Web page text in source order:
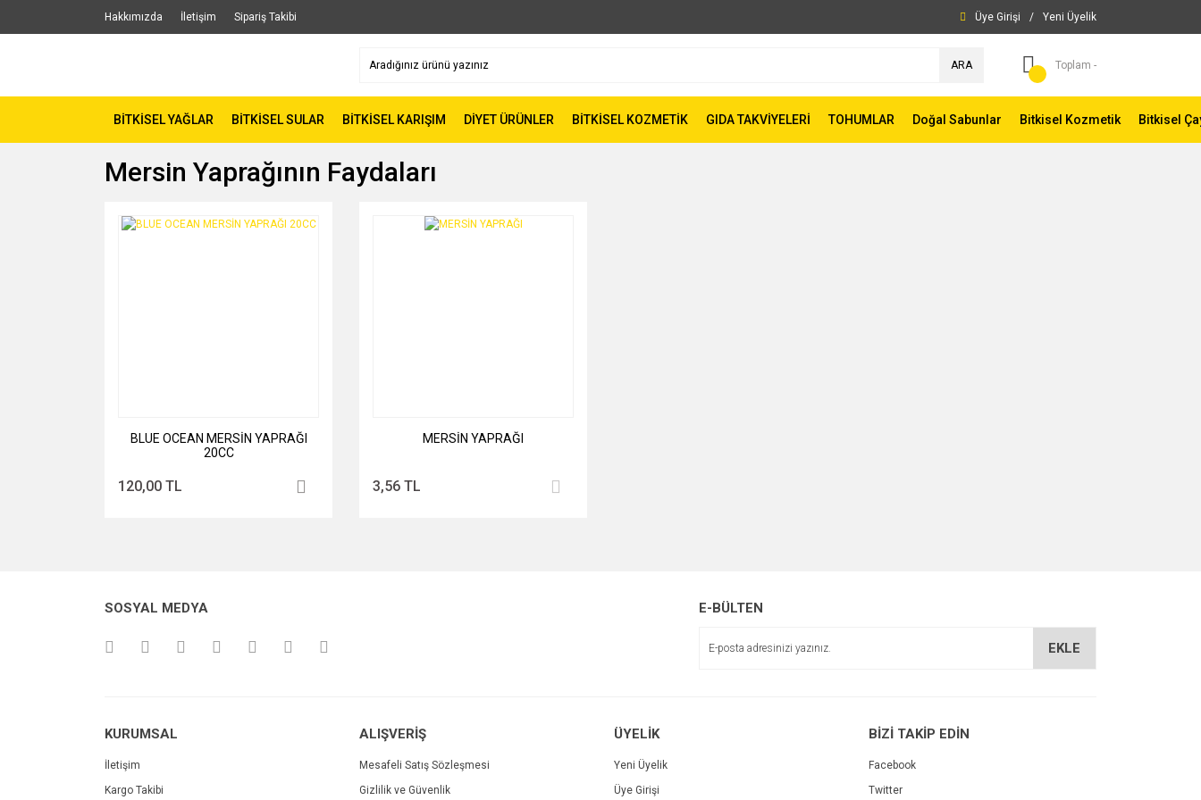
Hakkımızda İletişim Sipariş Takibi Üye Girişi / Yeni Üyelik
ARA Toplam -
BİTKİSEL YAĞLAR BİTKİSEL SULAR BİTKİSEL KARIŞIM DİYET ÜRÜNLER BİTKİSEL KOZMETİK GIDA TAKVİYELERİ TOHUMLAR Doğal Sabunlar Bitkisel Kozmetik Bitkisel
Mersin Yaprağının Faydaları
BLUE OCEAN MERSİN YAPRAĞI
20CC
120,00 TL
MERSİN YAPRAĞI
3,56 TL
SOSYAL MEDYA E-BÜLTEN
EKLE
KURUMSAL
İletişim
Kargo Takibi
ALIŞVERİŞ
Mesafeli Satış Sözleşmesi
Gizlilik ve Güvenlik
ÜYELİK
Yeni Üyelik
Üye Girişi
BİZİ TAKİP EDİN
Facebook
Twitter